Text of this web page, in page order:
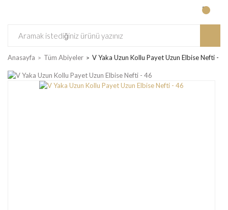
Anasayfa Tüm Abiyeler V Yaka Uzun Kollu Payet Uzun Elbise Nefti - 46